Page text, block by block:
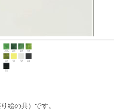
絵の具）です。